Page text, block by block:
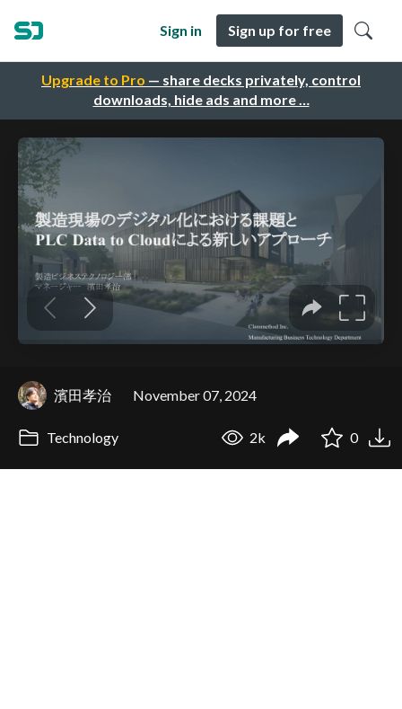
Upgrade to Pro — share decks privately, control
downloads, hide ads and more …
Sign in Sign up for free
濱田孝治 November 07, 2024
Technology 2k 0